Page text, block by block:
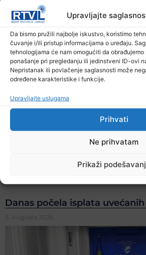
Upravljajte
Da bismo pružili najbolje iskustvo, koristimo
čuvanje i/ili pristup informacijama o uređaju.
tehnologijama će nam omogućiti da
ponašanje pri pregledanju ili jedinstveni ID-ovi
Nepristanak ili povlačenje saglasnosti može
određene karakteristike i funkcije.
Upravljajte uslugama
Prihvati
Ne prihvatam
Prikaži
Danas počela isplata
5. Augusta 2026.